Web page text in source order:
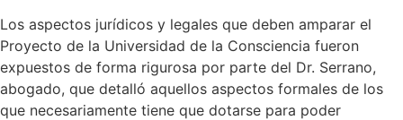
Los aspectos jurídicos y legales que deben amparar el
Proyecto de la Universidad de la Consciencia fueron
expuestos de forma rigurosa por parte del Dr. Serrano,
abogado, que detalló aquellos aspectos formales de los
que necesariamente tiene que dotarse para poder